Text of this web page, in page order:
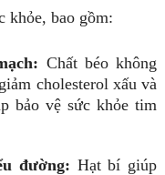
khỏe, bao gồm:
Chất béo không
cholesterol xấu và
bảo vệ sức khỏe tim
đường: Hạt bí giúp